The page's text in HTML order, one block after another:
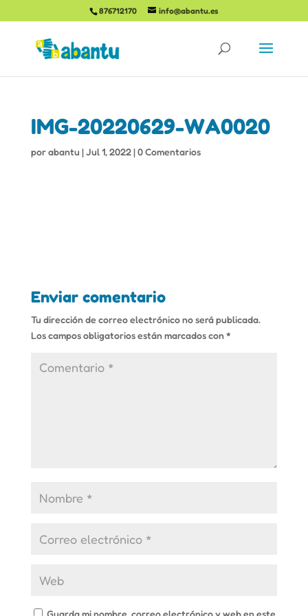
876712170 info@abantu.es
IMG-20220629-WA0020
porabantu |Jul 1, 2022|0 Comentarios
Enviar comentario
Tu dirección de correo electrónico no será publicada.
Los campos obligatorios están marcados con*
Guarda mi nombre, correo electrónico y web en este